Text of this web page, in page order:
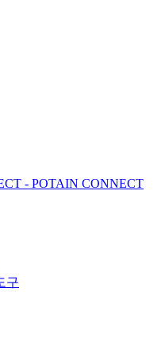
- POTAIN CONNECT
구